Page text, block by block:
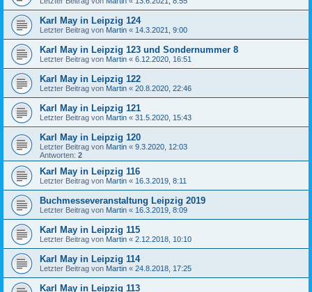
Karl May in Leipzig 124
Letzter Beitrag von Martin « 14.3.2021, 9:00
Karl May in Leipzig 123 und Sondernummer 8
Letzter Beitrag von Martin « 6.12.2020, 16:51
Karl May in Leipzig 122
Letzter Beitrag von Martin « 20.8.2020, 22:46
Karl May in Leipzig 121
Letzter Beitrag von Martin « 31.5.2020, 15:43
Karl May in Leipzig 120
Letzter Beitrag von Martin « 9.3.2020, 12:03
Antworten: 2
Karl May in Leipzig 116
Letzter Beitrag von Martin « 16.3.2019, 8:11
Buchmesseveranstaltung Leipzig 2019
Letzter Beitrag von Martin « 16.3.2019, 8:09
Karl May in Leipzig 115
Letzter Beitrag von Martin « 2.12.2018, 10:10
Karl May in Leipzig 114
Letzter Beitrag von Martin « 24.8.2018, 17:25
Karl May in Leipzig 113